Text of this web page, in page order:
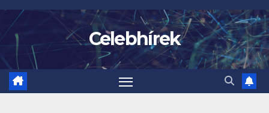
Skip
content
Celebhírek